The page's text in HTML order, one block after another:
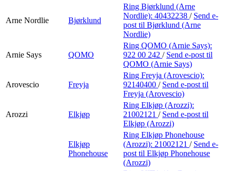
Arne Nordlie Bjørklund
Ring Bjørklund (Arne
Nordlie): 40432238 / Send e-
post til Bjørklund (Arne
Nordlie)
Arnie Says QOMO
Ring QOMO (Arnie Says):
922 00 242 / Send e-post til
QOMO (Arnie Says)
Arovescio Freyja
Ring Freyja (Arovescio):
92140400 / Send e-post til
Freyja (Arovescio)
Arozzi Elkjøp
Ring Elkjøp (Arozzi):
21002121 / Send e-post til
Elkjøp (Arozzi)
Elkjøp
Phonehouse
Ring Elkjøp Phonehouse
(Arozzi): 21002121 / Send e-
post til Elkjøp Phonehouse
(Arozzi)